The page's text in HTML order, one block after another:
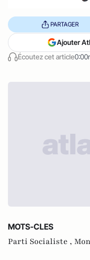
Écoutez cet article
PARTAGER
Ajouter
MOTS-CLES
Parti Socialiste ,